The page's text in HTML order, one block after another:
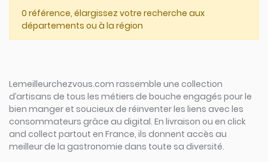
0 référence, élargissez votre recherche aux
départements ou à la région
Lemeilleurchezvous.com rassemble une collection
d’artisans de tous les métiers de bouche engagés pour le
bien manger et soucieux de réinventer les liens avec les
consommateurs grâce au digital. En livraison ou en click
and collect partout en France, ils donnent accès au
meilleur de la gastronomie dans toute sa diversité.